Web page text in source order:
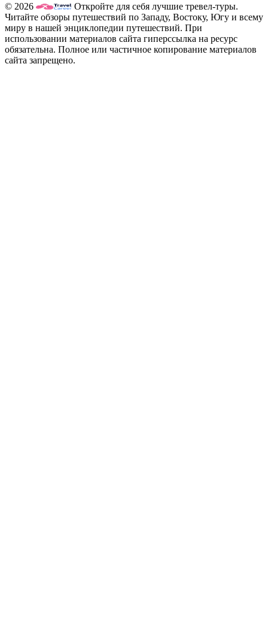
© 2026
Откройте для себя лучшие тревел-туры.
Читайте обзоры путешествий по Западу, Востоку, Югу и всему
миру в нашей энциклопедии путешествий. При
использовании материалов сайта гиперссылка на ресурс
обязательна. Полное или частичное копирование материалов
сайта запрещено.